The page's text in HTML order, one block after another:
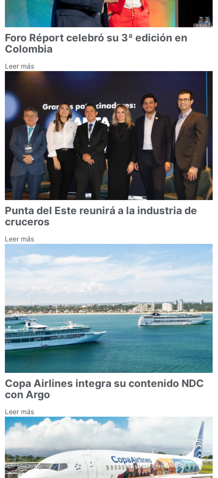
Foro Réport celebró su 3ª edición en
Colombia
Leer más
Punta del Este reunirá a la industria de
cruceros
Leer más
Copa Airlines integra su contenido NDC
con Argo
Leer más